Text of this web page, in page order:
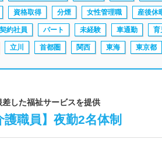
資格取得 分煙 女性管理職 産後休
契約社員 パート 未経験 車通勤 育
立川 首都圏 関西 東海 東京都
した福祉サービスを提供
職員】夜勤2名体制